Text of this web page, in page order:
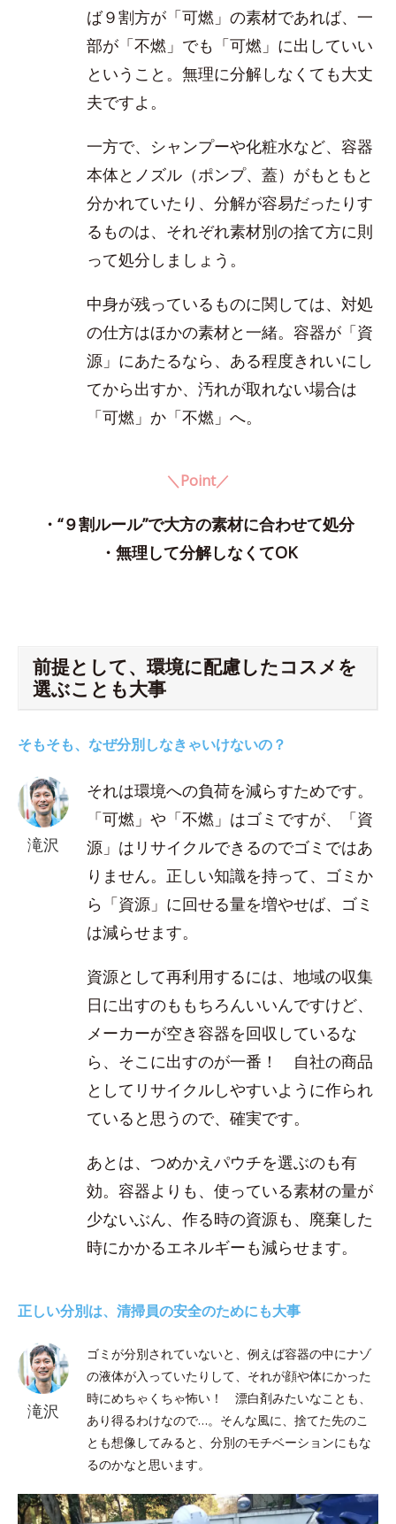
ば９割方が「可燃」の素材であれば、一
部が「不燃」でも「可燃」に出していい
ということ。無理に分解しなくても大丈
夫ですよ。
一方で、シャンプーや化粧水など、容器
本体とノズル（ポンプ、蓋）がもともと
分かれていたり、分解が容易だったりす
るものは、それぞれ素材別の捨て方に則
って処分しましょう。
中身が残っているものに関しては、対処
の仕方はほかの素材と一緒。容器が「資
源」にあたるなら、ある程度きれいにし
てから出すか、汚れが取れない場合は
「可燃」か「不燃」へ。
＼Point／
・“９割ルール”で大方の素材に合わせて処分
・無理して分解しなくてOK
前提として、環境に配慮したコスメを
選ぶことも大事
そもそも、なぜ分別しなきゃいけないの？
滝沢
それは環境への負荷を減らすためです。
「可燃」や「不燃」はゴミですが、「資
源」はリサイクルできるのでゴミではあ
りません。正しい知識を持って、ゴミか
ら「資源」に回せる量を増やせば、ゴミ
は減らせます。
資源として再利用するには、地域の収集
日に出すのももちろんいいんですけど、
メーカーが空き容器を回収しているな
ら、そこに出すのが一番！ 自社の商品
としてリサイクルしやすいように作られ
ていると思うので、確実です。
あとは、つめかえパウチを選ぶのも有
効。容器よりも、使っている素材の量が
少ないぶん、作る時の資源も、廃棄した
時にかかるエネルギーも減らせます。
正しい分別は、清掃員の安全のためにも大事
滝沢
ゴミが分別されていないと、例えば容器の中にナゾ
の液体が入っていたりして、それが顔や体にかった
時にめちゃくちゃ怖い！ 漂白剤みたいなことも、
あり得るわけなので…。そんな風に、捨てた先のこ
とも想像してみると、分別のモチベーションにもな
るのかなと思います。